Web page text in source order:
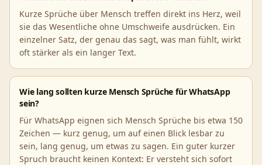
Kurze Sprüche über Mensch treffen direkt ins Herz, weil
sie das Wesentliche ohne Umschweife ausdrücken. Ein
einzelner Satz, der genau das sagt, was man fühlt, wirkt
oft stärker als ein langer Text.
Wie lang sollten kurze Mensch Sprüche für WhatsApp
sein?
Für WhatsApp eignen sich Mensch Sprüche bis etwa 150
Zeichen — kurz genug, um auf einen Blick lesbar zu
sein, lang genug, um etwas zu sagen. Ein guter kurzer
Spruch braucht keinen Kontext: Er versteht sich sofort